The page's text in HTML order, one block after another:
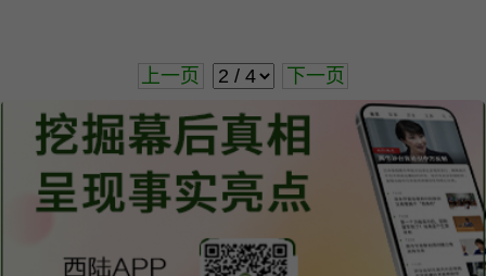
上一页 下一页